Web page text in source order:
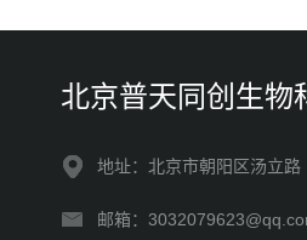
北京普天同创生物
地址：北京市朝阳区汤立路
邮箱：